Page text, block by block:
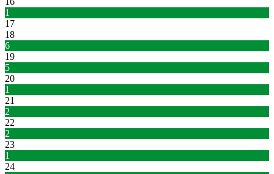
1
17
18
6
19
5
20
1
21
2
22
2
23
1
24